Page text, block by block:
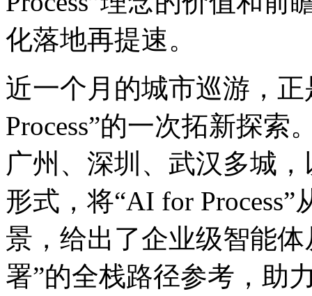
化落地再提速。
近一个月的城市巡游
Process”的一次拓新探索。
广州、深圳、武汉多城
形式，将“AI for
景，给出了企业级智能
署”的全栈路径参考，